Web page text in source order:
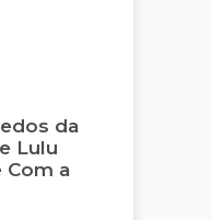
da
Lulu
Com a